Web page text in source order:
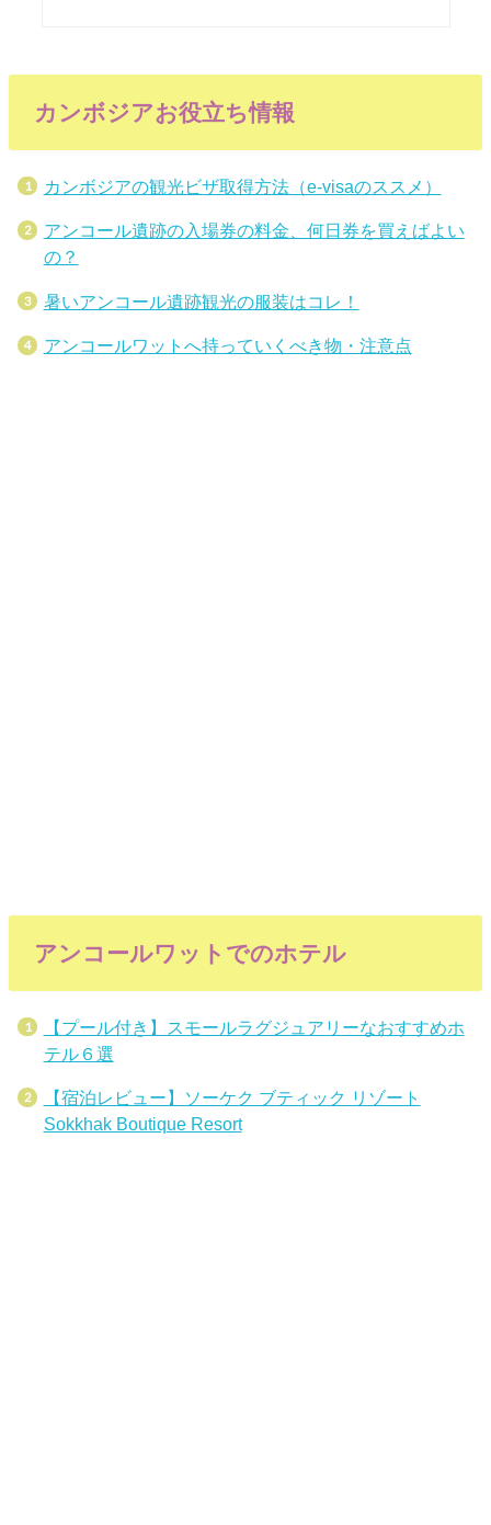
カンボジアお役立ち情報
カンボジアの観光ビザ取得方法（e-visaのススメ）
アンコール遺跡の入場券の料金、何日券を買えばよい
の？
暑いアンコール遺跡観光の服装はコレ！
アンコールワットへ持っていくべき物・注意点
アンコールワットでのホテル
【プール付き】スモールラグジュアリーなおすすめホ
テル６選
【宿泊レビュー】ソーケク ブティック リゾート
Sokkhak Boutique Resort